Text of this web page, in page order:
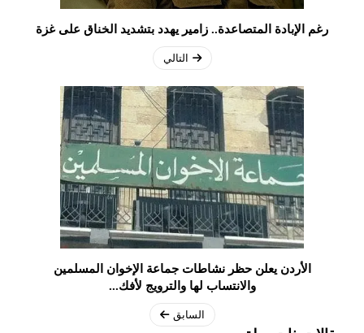
رغم الإبادة المتصاعدة.. زامير يهدد بتشديد الخناق على غزة
التالي
الأردن يعلن حظر نشاطات جماعة الإخوان المسلمين
والانتساب لها والترويج لأفك...
السابق